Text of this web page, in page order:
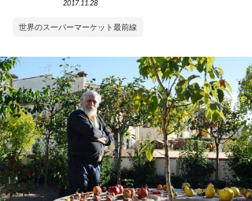
2017.11.28
世界のスーパーマーケット最前線